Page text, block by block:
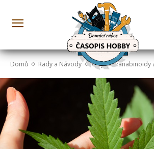
Domů Rady a Návody Co jsou kanabinoidy